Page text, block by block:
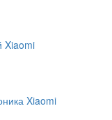
Xiaomi
Xiaomi